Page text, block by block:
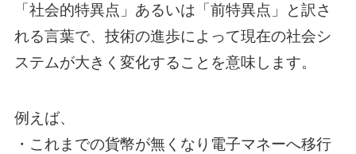
「社会的特異点」あるいは「前特異点」と訳さ
れる言葉で、技術の進歩によって現在の社会シ
ステムが大きく変化することを意味します。
例えば、
・これまでの貨幣が無くなり電子マネーへ移行